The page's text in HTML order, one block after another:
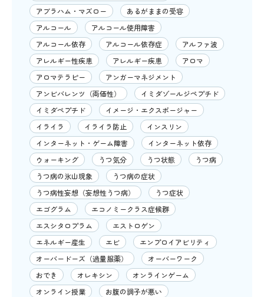
アブラハム・マズロー
あるがままの受容
アルコール
アルコール使用障害
アルコール依存
アルコール依存症
アルファ波
アレルギー性疾患
アレルギー疾患
アロマ
アロマテラピー
アンガーマネジメント
アンビバレンツ（両価性）
イミダゾールジペプチド
イミダペプチド
イメージ・エクスポージャー
イライラ
イライラ防止
インスリン
インターネット・ゲーム障害
インターネット依存
ウォーキング
うつ気分 うつ状態
うつ病
うつ病の氷山現象
うつ病の症状
うつ病性妄想（妄想性うつ病）
うつ症状
エゴグラム
エコノミークラス症候群
エスシタロプラム
エストロゲン
エネルギー産生
エビ
エンプロイアビリティ
オーバードーズ（過量服薬）
オーバーワーク
おでき
オレキシン
オンラインゲーム
オンライン授業
お腹の調子が悪い